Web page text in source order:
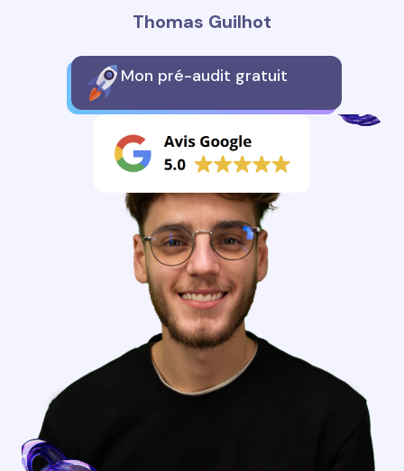
Thomas Guilhot
Mon pré-audit gratuit